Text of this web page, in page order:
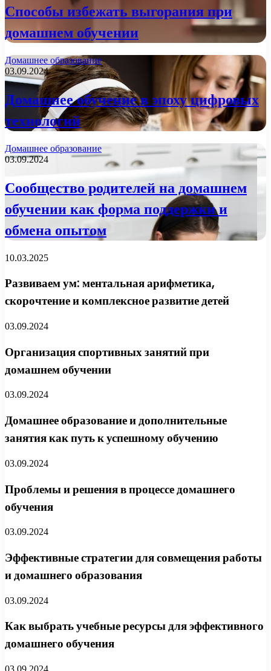
Способы избежать выгорания при
домашнем обучении
Домашнее образование
03.09.2024
Домашнее обучение в эпоху цифровых
технологий
Домашнее образование
03.09.2024
Сообщество родителей на домашнем
обучении как форма поддержки и
обмена опытом
10.03.2025
Развиваем ум: ментальная арифметика,
скорочтение и комплексное развитие детей
03.09.2024
Организация спортивных занятий при
домашнем обучении
03.09.2024
Домашнее образование и дополнительные
занятия как путь к успешному обучению
03.09.2024
Проблемы и решения в процессе домашнего
обучения
03.09.2024
Эффективные стратегии для совмещения работы
и домашнего образования
03.09.2024
Как выбрать учебные ресурсы для эффективного
домашнего обучения